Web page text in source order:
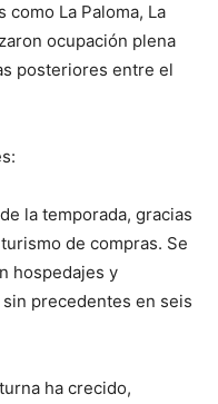
como La Paloma, La
ocupación plena
posteriores entre el
la temporada, gracias
de compras. Se
hospedajes y
precedentes en seis
ha crecido,